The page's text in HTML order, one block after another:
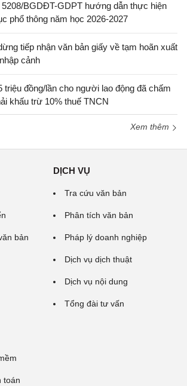
BGDĐT-GDPT hướng dẫn thực hiện
phổ thông năm học 2026-2027
tiếp nhận văn bản giấy về tạm hoãn xuất
cảnh
triệu đồng/lần cho người lao động đã chấm
khấu trừ 10% thuế TNCN
Xem thêm
bản
DỊCH VỤ
Tra cứu văn bản
Phân tích văn bản
Pháp lý doanh nghiệp
Dịch vụ dịch thuật
Dịch vụ nội dung
Tổng đài tư vấn
toán